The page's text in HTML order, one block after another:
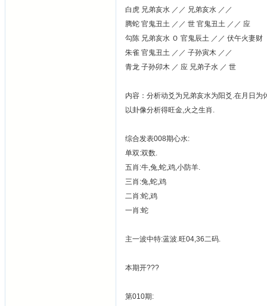
白虎 兄弟亥水 ／／ 兄弟亥水 ／／
腾蛇 官鬼丑土 ／／ 世 官鬼丑土 ／／ 应
勾陈 兄弟亥水 Ｏ 官鬼辰土 ／／ 伏午火妻财
朱雀 官鬼丑土 ／／ 子孙寅木 ／／
青龙 子孙卯木 ／ 应 兄弟子水 ／ 世
内容：分析动爻为兄弟亥水为阳爻.在月日
以卦像分析得旺金,火之生肖.
综合发表008期心水:
单双:双数.
五肖:牛,兔,蛇,鸡,小防羊.
三肖:兔,蛇,鸡
二肖:蛇,鸡
一肖:蛇
主一波中特:蓝波.旺04,36二码.
本期开???
第010期: